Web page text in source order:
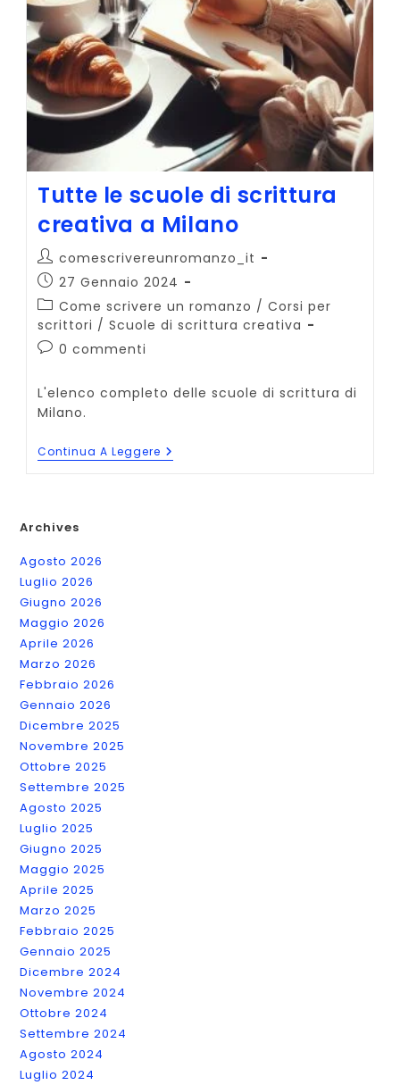
Tutte le scuole di scrittura
creativa a Milano
Autore
dell'articolo:
comescrivereunromanzo_it
Articolo
pubblicato:
27 Gennaio 2024
Categoria
dell'articolo:
Come scrivere un romanzo / Corsi per
scrittori / Scuole di scrittura creativa
Commenti
0 commenti
L'elenco completo delle scuole di scrittura di
Milano.
Continua A Leggere Tutte
Le
Archives
Agosto 2026
Luglio 2026
Giugno 2026
Maggio 2026
Aprile 2026
Marzo 2026
Febbraio 2026
Gennaio 2026
Dicembre 2025
Novembre 2025
Ottobre 2025
Settembre 2025
Agosto 2025
Luglio 2025
Giugno 2025
Maggio 2025
Aprile 2025
Marzo 2025
Febbraio 2025
Gennaio 2025
Dicembre 2024
Novembre 2024
Ottobre 2024
Settembre 2024
Agosto 2024
Luglio 2024